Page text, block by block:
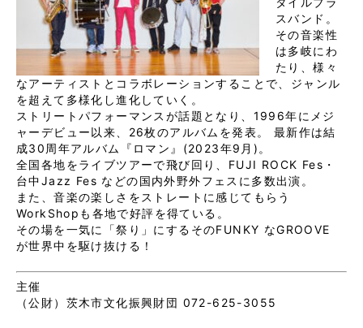
スバンド。
その音楽性
は多岐にわ
たり、様々
なアーティストとコラボレーションすることで、ジャンル
を超えて多様化し進化していく。
ストリートパフォーマンスが話題となり、1996年にメジ
ャーデビュー以来、26枚のアルバムを発表。 最新作は結
成30周年アルバム『ロマン』(2023年9月)。
全国各地をライブツアーで飛び回り、FUJI ROCK Fes・
台中Jazz Fes などの国内外野外フェスに多数出演。
また、音楽の楽しさをストレートに感じてもらう
WorkShopも各地で好評を得ている。
その場を一気に「祭り」にするそのFUNKY なGROOVE
が世界中を駆け抜ける！
主催
（公財）茨木市文化振興財団 072-625-3055